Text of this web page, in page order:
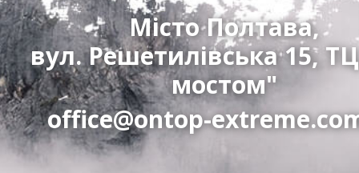
Місто Полтава,
вул. Решетилівська 15,
мостом"
office@ontop-